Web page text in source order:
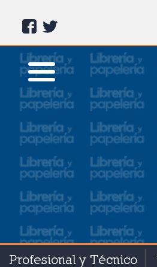
Profesional y Técnico